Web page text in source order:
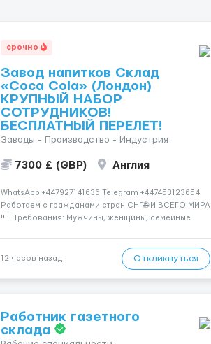
срочно
Завод напитков Склад
«Coca Cola» (Лондон)
КРУПНЫЙ НАБОР
СОТРУДНИКОВ!
БЕСПЛАТНЫЙ ПЕРЕЛЕТ!
Заводы - Производство - Индустрия
7300 £ (GBP) Англия
WhatsApp +447927141636 Telegram +447453123654
Работаем с гражданами стран СНГ🌐 И ВСЕГО МИРА
!!!! Требования: Мужчины, женщины, семейные
новичкам и обучат их всему с самого нуля.👥 ...
12 часов назад Откликнуться
Работник газетного
склада